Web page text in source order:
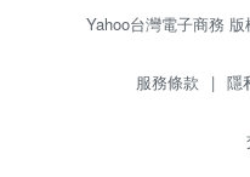
Yahoo台灣電子商務
服務條款 | 隱